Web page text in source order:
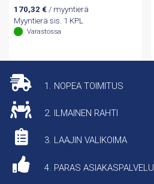
170,32 €/ myyntierä
Myyntierä sis. 1 KPL
Varastossa
1. NOPEA TOIMITUS
2. ILMAINEN RAHTI
3. LAAJIN VALIKOIMA
4. PARAS ASIAKASPALVELU